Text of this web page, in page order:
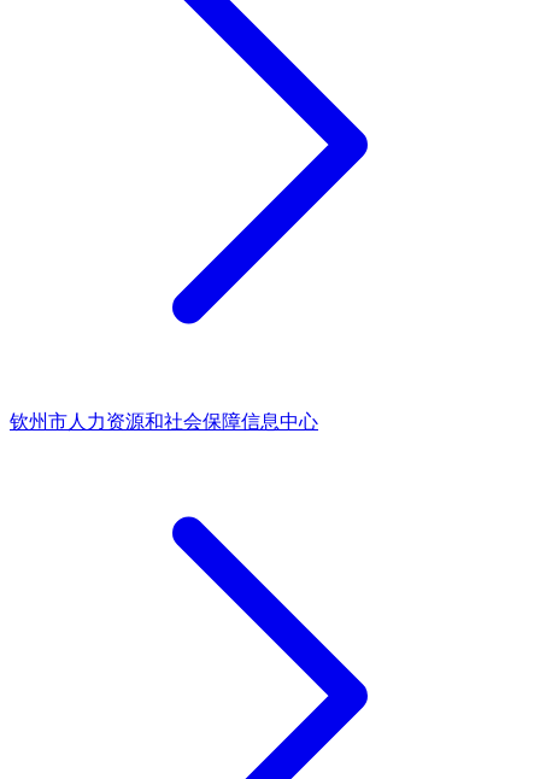
钦州市人力资源和社会保障信息中心